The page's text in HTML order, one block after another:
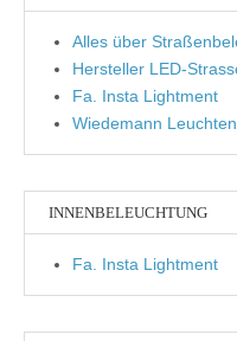
Alles über
Hersteller LED-
Fa. Insta Lightment
Wiedemann Leuchten
INNENBELEUCHTUNG
Fa. Insta Lightment